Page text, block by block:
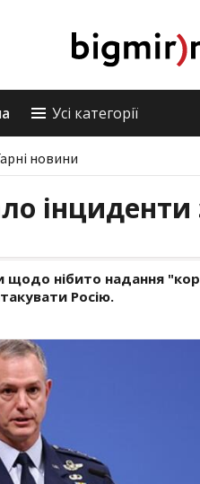
Усі категорії
новини
інциденти
щодо нібито надання
Росію.